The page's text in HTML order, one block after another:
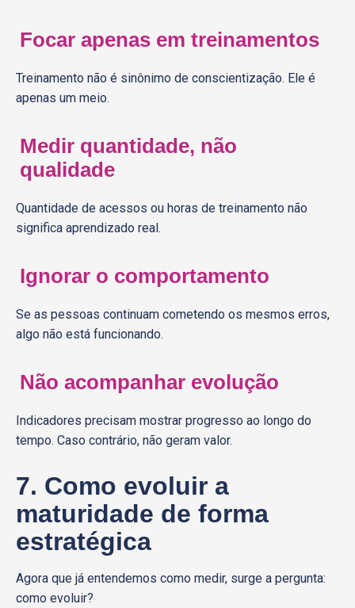
Focar apenas em treinamentos
Treinamento não é sinônimo de conscientização. Ele é
apenas um meio.
Medir quantidade, não
qualidade
Quantidade de acessos ou horas de treinamento não
significa aprendizado real.
Ignorar o comportamento
Se as pessoas continuam cometendo os mesmos erros,
algo não está funcionando.
Não acompanhar evolução
Indicadores precisam mostrar progresso ao longo do
tempo. Caso contrário, não geram valor.
7. Como evoluir a
maturidade de forma
estratégica
Agora que já entendemos como medir, surge a pergunta:
como evoluir?